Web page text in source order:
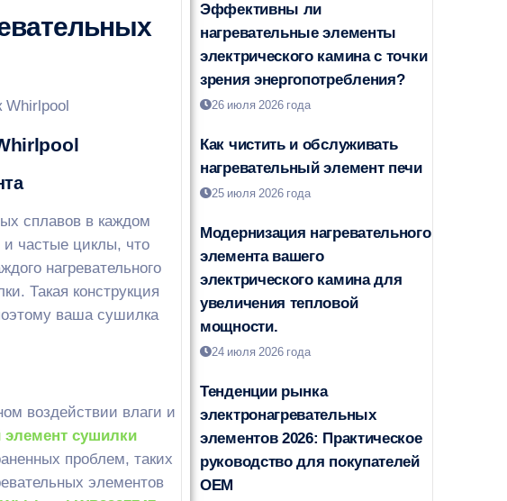
сплавов в каждом
частые циклы, что
нагревательного
Такая конструкция
ваша сушилка
воздействии влаги и
элемент сушилки
проблем, таких
элементов
Эффективны ли
нагревательные элементы
электрического камина с точки
зрения энергопотребления?
26 июля 2026 года
Как чистить и обслуживать
нагревательный элемент печи
25 июля 2026 года
Модернизация нагревательного
элемента вашего
электрического камина для
увеличения тепловой
мощности.
24 июля 2026 года
Тенденции рынка
электронагревательных
элементов 2026: Практическое
руководство для покупателей
OEM